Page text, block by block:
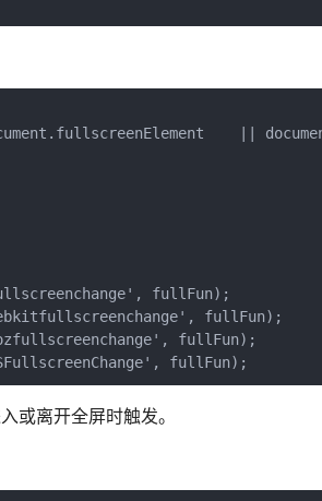
||
fullFun);
fullFun);
fullFun);
fullFun);
或离开全屏时触发。